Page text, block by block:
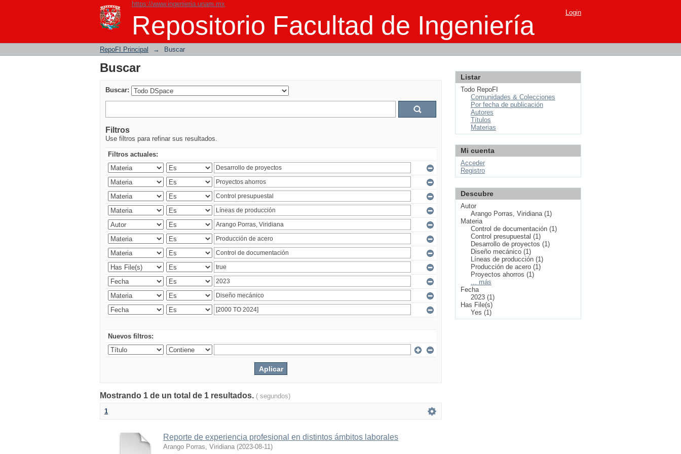
https://www.ingenieria.unam.mx
Repositorio Facultad de Ingeniería
Buscar Login
RepoFI Principal → Buscar
Buscar
Buscar:
Filtros
Use filtros para refinar sus resultados.
Filtros actuales:
Nuevos filtros:
Mostrando 1 de un total de 1 resultados. ( segundos)
1
Reporte de experiencia profesional en distintos ámbitos laborales
Arango Porras, Viridiana (2023-08-11)
Listar
Todo RepoFI
Comunidades & Colecciones
Por fecha de publicación
Autores
Títulos
Materias
Mi cuenta
Acceder
Registro
Descubre
Autor
Arango Porras, Viridiana (1)
Materia
Control de documentación (1)
Control presupuestal (1)
Desarrollo de proyectos (1)
Diseño mecánico (1)
Líneas de producción (1)
Producción de acero (1)
Proyectos ahorros (1)
... más
Fecha
2023 (1)
Has File(s)
Yes (1)